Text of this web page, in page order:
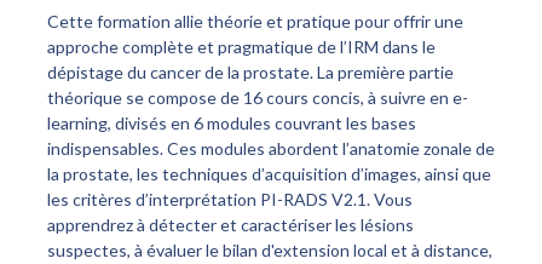
Cette formation allie théorie et pratique pour offrir une
approche complète et pragmatique de l’IRM dans le
dépistage du cancer de la prostate. La première partie
théorique se compose de 16 cours concis, à suivre en e-
learning, divisés en 6 modules couvrant les bases
indispensables. Ces modules abordent l’anatomie zonale de
la prostate, les techniques d’acquisition d’images, ainsi que
les critères d’interprétation PI-RADS V2.1. Vous
apprendrez à détecter et caractériser les lésions
suspectes, à évaluer le bilan d'extension local et à distance,